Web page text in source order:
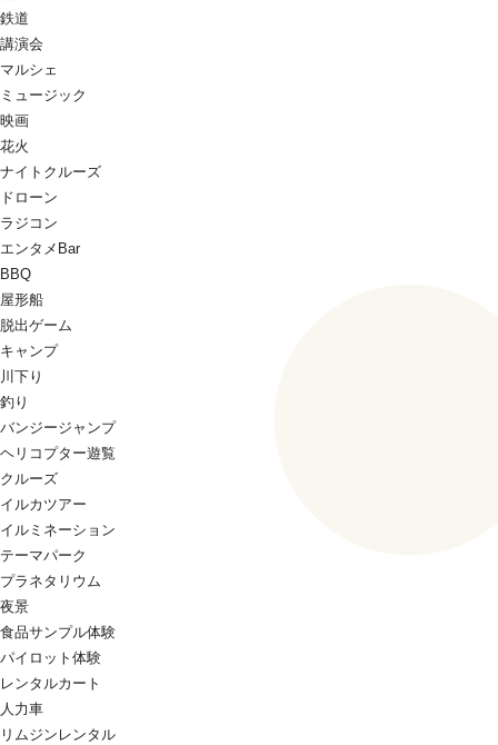
鉄道
講演会
マルシェ
ミュージック
映画
花火
ナイトクルーズ
ドローン
ラジコン
エンタメBar
BBQ
屋形船
脱出ゲーム
キャンプ
川下り
釣り
バンジージャンプ
ヘリコプター遊覧
クルーズ
イルカツアー
イルミネーション
テーマパーク
プラネタリウム
夜景
食品サンプル体験
パイロット体験
レンタルカート
人力車
リムジンレンタル